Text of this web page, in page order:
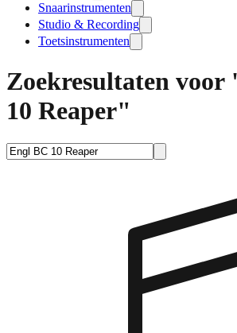
Snaarinstrumenten
Studio & Recording
Toetsinstrumenten
Zoekresultaten voor
10 Reaper"